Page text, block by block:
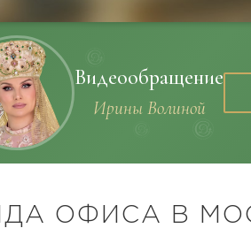
Видеообращение
Ирины Волиной
ОФИСА В